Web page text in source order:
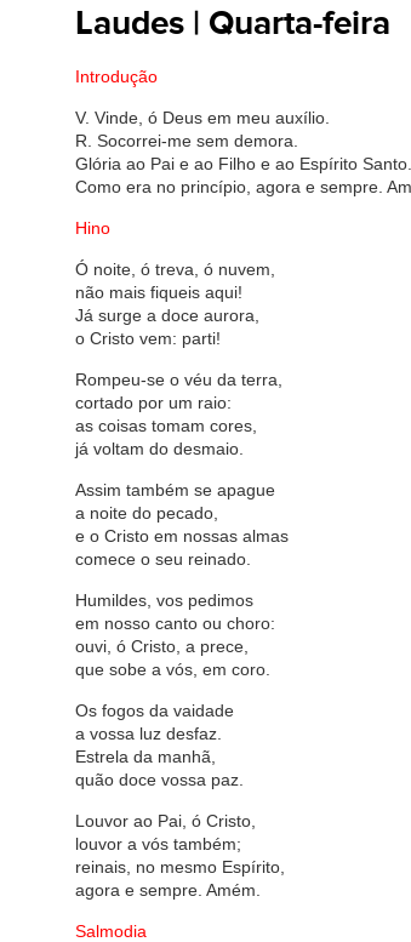
Laudes | Quarta-feira
Introdução
V. Vinde, ó Deus em meu auxílio.
R. Socorrei-me sem demora.
Glória ao Pai e ao Filho e ao Espírito Santo.
Como era no princípio, agora e sempre.
Hino
Ó noite, ó treva, ó nuvem,
não mais fiqueis aqui!
Já surge a doce aurora,
o Cristo vem: parti!
Rompeu-se o véu da terra,
cortado por um raio:
as coisas tomam cores,
já voltam do desmaio.
Assim também se apague
a noite do pecado,
e o Cristo em nossas almas
comece o seu reinado.
Humildes, vos pedimos
em nosso canto ou choro:
ouvi, ó Cristo, a prece,
que sobe a vós, em coro.
Os fogos da vaidade
a vossa luz desfaz.
Estrela da manhã,
quão doce vossa paz.
Louvor ao Pai, ó Cristo,
louvor a vós também;
reinais, no mesmo Espírito,
agora e sempre. Amém.
Salmodia